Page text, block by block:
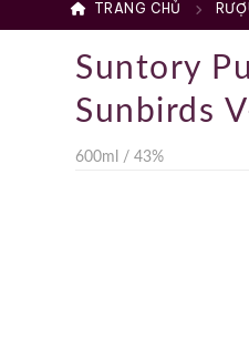
TRANG CHỦ
Suntory
Sunbirds
600ml / 43%